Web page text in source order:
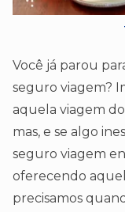
Você já parou
seguro viagem?
aquela viagem
mas, e se algo
seguro viagem
oferecendo
precisamos